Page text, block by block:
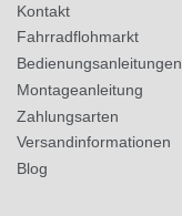
Kontakt
Fahrradflohmarkt
Bedienungsanleitungen
Montageanleitung
Zahlungsarten
Versandinformationen
Blog